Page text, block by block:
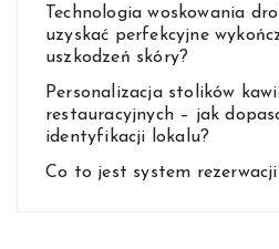
Technologia woskowania
uzyskać perfekcyjne
uszkodzeń skóry?
Personalizacja stolików
restauracyjnych – jak
identyfikacji lokalu?
Co to jest system